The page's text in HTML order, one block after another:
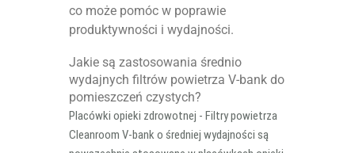
co może pomóc w poprawie
produktywności i wydajności.
Jakie są zastosowania średnio
wydajnych filtrów powietrza V-bank do
pomieszczeń czystych?
Placówki opieki zdrowotnej - Filtry powietrza
Cleanroom V-bank o średniej wydajności są